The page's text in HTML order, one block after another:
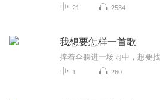
21 2534
我想要怎样一首歌
1 260